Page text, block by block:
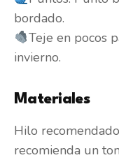
bordado.
Teje en pocos
invierno.
Materiales
Hilo
recomienda un